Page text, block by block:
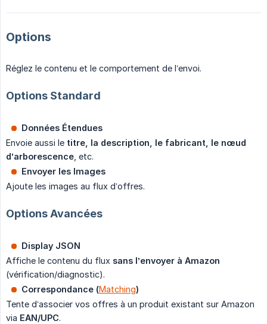
Options
Réglez le contenu et le comportement de l’envoi.
Options Standard
Données Étendues
Envoie aussi le titre, la description, le fabricant, le nœud
d’arborescence , etc.
Envoyer les Images
Ajoute les images au flux d’offres.
Options Avancées
Display JSON
Affiche le contenu du flux sans l’envoyer à Amazon
(vérification/diagnostic).
Correspondance (Matching)
Tente d’associer vos offres à un produit existant sur Amazon
via EAN/UPC.